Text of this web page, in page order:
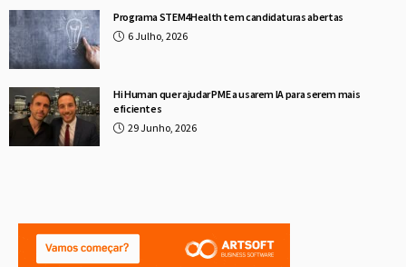
Programa STEM4Health tem candidaturas abertas
6 Julho, 2026
Hi Human quer ajudar PME a usarem IA para serem mais
eficientes
29 Junho, 2026